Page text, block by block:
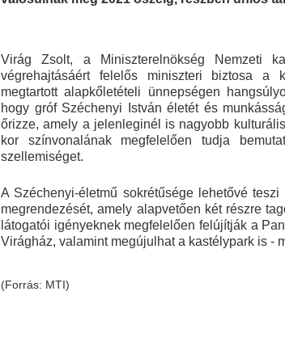
Virág Zsolt, a Miniszterelnökség Nemzeti
végrehajtásáért felelős miniszteri biztosa a
megtartott alapkőletételi ünnepségen
hogy gróf Széchenyi István életét és
őrizze, amely a jelenleginél is nagyobb
kor színvonalának megfelelően tudja
szellemiséget.
A Széchenyi-életmű sokrétűsége lehetővé
megrendezését, amely alapvetően két részre
látogatói igényeknek megfelelően felújítják a
Virágház, valamint megújulhat a kastélypark is -
(Forrás: MTI)